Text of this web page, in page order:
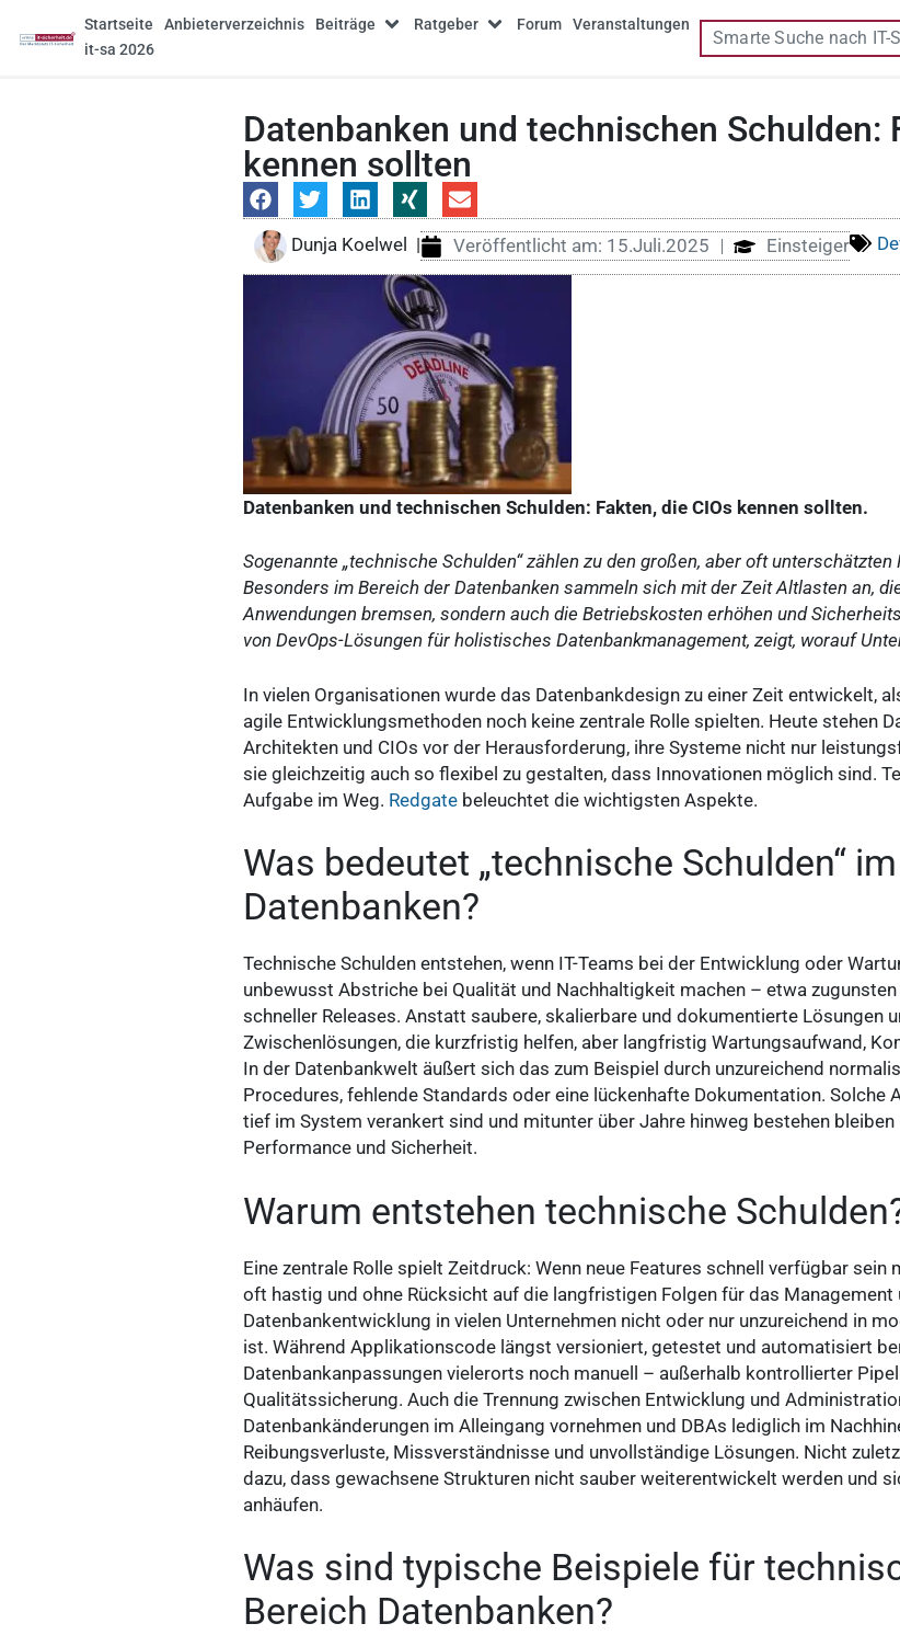
Startseite Anbieterverzeichnis Beiträge Ratgeber Forum
Veranstaltungen
it-sa 2026
Datenbanken und technischen Schulden:
kennen sollten
Dunja Koelwel | Veröffentlicht am: 15.Juli.2025 Einsteiger
Datenbanken und technischen Schulden: Fakten, die CIOs kennen sollten.
Sogenannte „technische Schulden“ zählen zu den großen, aber oft
Besonders im Bereich der Datenbanken sammeln sich mit der Zeit Altlasten an,
Anwendungen bremsen, sondern auch die Betriebskosten erhöhen und
von DevOps-Lösungen für holistisches Datenbankmanagement, zeigt, worauf
In vielen Organisationen wurde das Datenbankdesign zu einer Zeit entwickelt,
agile Entwicklungsmethoden noch keine zentrale Rolle spielten. Heute stehen
Architekten und CIOs vor der Herausforderung, ihre Systeme nicht nur
sie gleichzeitig auch so flexibel zu gestalten, dass Innovationen möglich sind.
Aufgabe im Weg. Redgate beleuchtet die wichtigsten Aspekte.
Was bedeutet „technische Schulden“
Datenbanken?
Technische Schulden entstehen, wenn IT-Teams bei der Entwicklung oder
unbewusst Abstriche bei Qualität und Nachhaltigkeit machen – etwa
schneller Releases. Anstatt saubere, skalierbare und dokumentierte Lösungen
Zwischenlösungen, die kurzfristig helfen, aber langfristig Wartungsaufwand,
In der Datenbankwelt äußert sich das zum Beispiel durch unzureichend
Procedures, fehlende Standards oder eine lückenhafte Dokumentation. Solche
tief im System verankert sind und mitunter über Jahre hinweg bestehen
Performance und Sicherheit.
Warum entstehen technische
Eine zentrale Rolle spielt Zeitdruck: Wenn neue Features schnell verfügbar sein
oft hastig und ohne Rücksicht auf die langfristigen Folgen für das
Datenbankentwicklung in vielen Unternehmen nicht oder nur unzureichend in
ist. Während Applikationscode längst versioniert, getestet und automatisiert
Datenbankanpassungen vielerorts noch manuell – außerhalb kontrollierter
Qualitätssicherung. Auch die Trennung zwischen Entwicklung und
Datenbankänderungen im Alleingang vornehmen und DBAs lediglich im
Reibungsverluste, Missverständnisse und unvollständige Lösungen. Nicht
dazu, dass gewachsene Strukturen nicht sauber weiterentwickelt werden und
anhäufen.
Was sind typische Beispiele für
Bereich Datenbanken?